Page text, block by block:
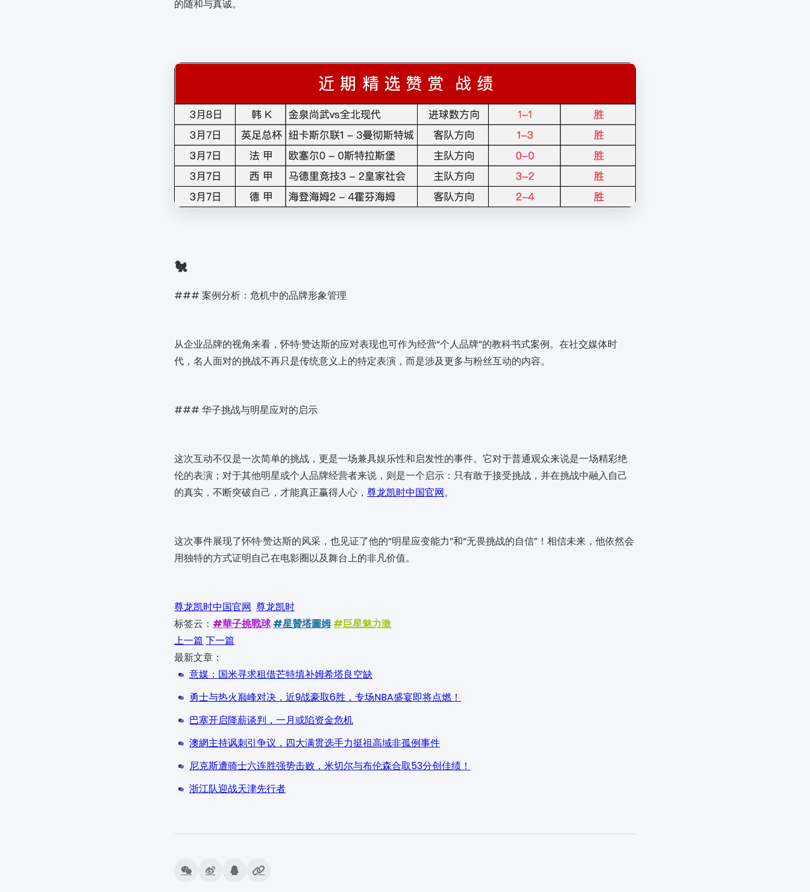
的随和与真诚。
🐔
### 案例分析：危机中的品牌形象管理
从企业品牌的视角来看，怀特·赞达斯的应对表现也可作为经营“个人品牌”的教科书式案例。在社交媒体时
代，名人面对的挑战不再只是传统意义上的特定表演，而是涉及更多与粉丝互动的内容。
### 华子挑战与明星应对的启示
这次互动不仅是一次简单的挑战，更是一场兼具娱乐性和启发性的事件。它对于普通观众来说是一场精彩绝
伦的表演；对于其他明星或个人品牌经营者来说，则是一个启示：只有敢于接受挑战，并在挑战中融入自己
的真实，不断突破自己，才能真正赢得人心，尊龙凯时中国官网。
这次事件展现了怀特·赞达斯的风采，也见证了他的“明星应变能力”和“无畏挑战的自信”！相信未来，他依然会
用独特的方式证明自己在电影圈以及舞台上的非凡价值。
尊龙凯时中国官网 尊龙凯时
标签云： #華子挑戰球 #星贊塔圖姆 #巨星魅力激
上一篇 下一篇
最新文章：
意媒：国米寻求租借芒特填补姆希塔良空缺
勇士与热火巅峰对决，近9战豪取6胜，专场NBA盛宴即将点燃！
巴塞开启降薪谈判，一月或陷资金危机
澳網主持讽刺引争议，四大满贯选手力挺祖高域非孤例事件
尼克斯遭骑士六连胜强势击败，米切尔与布伦森合取53分创佳绩！
浙江队迎战天津先行者